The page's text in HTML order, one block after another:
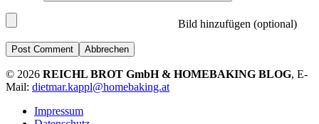
Bild hinzufügen (optional)
Abbrechen
© 2026 REICHL BROT GmbH & HOMEBAKING BLOG, E-
Mail: dietmar.kappl@homebaking.at
Impressum